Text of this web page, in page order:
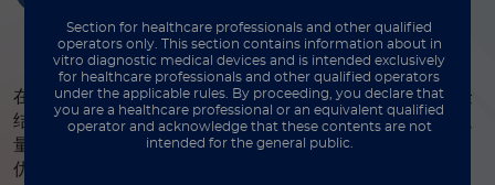
Section for healthcare professionals and other qualified
operators only. This section contains information about in
vitro diagnostic medical devices and is intended exclusively
for healthcare professionals and other qualified operators
under the applicable rules. By proceeding, you declare that
you are a healthcare professional or an equivalent qualified
operator and acknowledge that these contents are not
intended for the general public.
在科研和临床实验室中，自动化对于降低差异性和提高实验
结果的可靠性至关重要。无论您是偶尔进行大样本量的高通
量检测，还是一直使用基于xMAP技术的分析，自动化对于
优化生产力和实验室工作流程都是实用且有利的。